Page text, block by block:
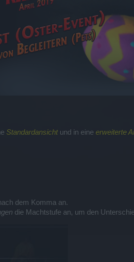
Standardansichtund in eine erweiterte
dem Komma an.
die Machtstufe an, um den